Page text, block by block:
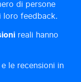
di persone
loro feedback.
reali hanno
e le recensioni in